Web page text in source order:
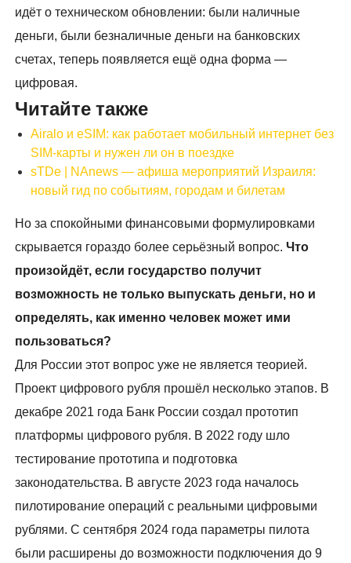
идёт о техническом обновлении: были наличные
деньги, были безналичные деньги на банковских
счетах, теперь появляется ещё одна форма —
цифровая.
Читайте также
Airalo и eSIM: как работает мобильный интернет без
SIM-карты и нужен ли он в поездке
sTDe | NAnews — афиша мероприятий Израиля:
новый гид по событиям, городам и билетам
Но за спокойными финансовыми формулировками
скрывается гораздо более серьёзный вопрос.Что
произойдёт, если государство получит
возможность не только выпускать деньги, но и
определять, как именно человек может ими
пользоваться?
Для России этот вопрос уже не является теорией.
Проект цифрового рубля прошёл несколько этапов. В
декабре 2021 года Банк России создал прототип
платформы цифрового рубля. В 2022 году шло
тестирование прототипа и подготовка
законодательства. В августе 2023 года началось
пилотирование операций с реальными цифровыми
рублями. С сентября 2024 года параметры пилота
были расширены до возможности подключения до 9